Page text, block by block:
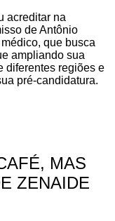
acreditar na
de Antônio
que busca
ampliando sua
diferentes regiões e
pré-candidatura.
MAS
ZENAIDE